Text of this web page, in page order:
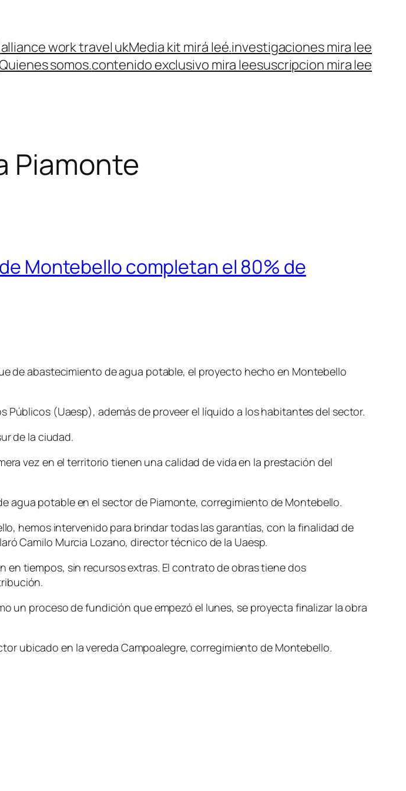
alliance work travel ukMedia kit mirá leé.investigaciones mira lee
somos.contenido exclusivo mira leesuscripcion mira lee
Piamonte
Montebello completan el 80% de
de abastecimiento de agua potable, el proyecto hecho en Montebello
Públicos (Uaesp), además de proveer el líquido a los habitantes del sector.
de la ciudad.
vez en el territorio tienen una calidad de vida en la prestación del
potable en el sector de Piamonte, corregimiento de Montebello.
hemos intervenido para brindar todas las garantías, con la finalidad de
Camilo Murcia Lozano, director técnico de la Uaesp.
tiempos, sin recursos extras. El contrato de obras tiene dos
un proceso de fundición que empezó el lunes, se proyecta finalizar la obra
ubicado en la vereda Campoalegre, corregimiento de Montebello.